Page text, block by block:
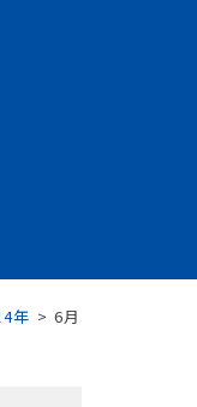
年 > 6月